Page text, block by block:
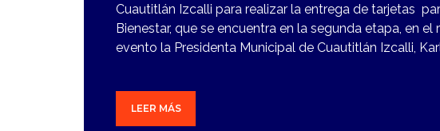
Cuautitlán Izcalli para realizar la entrega de tarjetas
Bienestar, que se encuentra en la segunda etapa, en
evento la Presidenta Municipal de Cuautitlán Izcalli,
LEER MÁS